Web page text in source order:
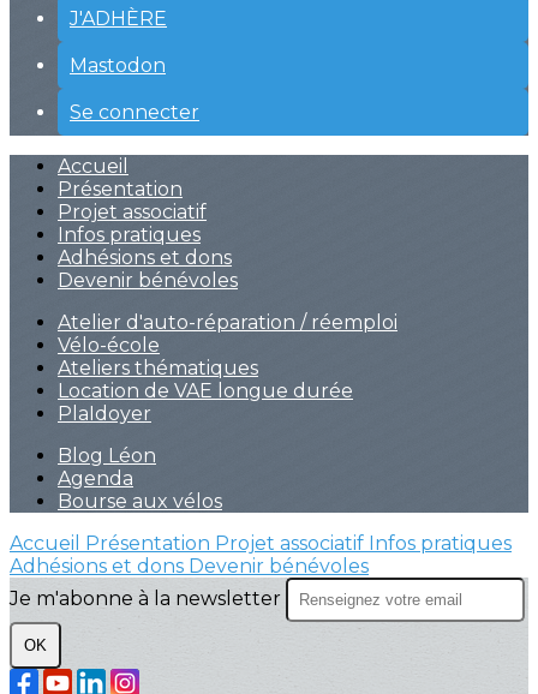
J'ADHÈRE
Mastodon
Se connecter
Accueil
Présentation
Projet associatif
Infos pratiques
Adhésions et dons
Devenir bénévoles
Atelier d'auto-réparation / réemploi
Vélo-école
Ateliers thématiques
Location de VAE longue durée
PlaIdoyer
Blog Léon
Agenda
Bourse aux vélos
Accueil Présentation Projet associatif Infos pratiques
Adhésions et dons Devenir bénévoles
Je m'abonne à la newsletter
OK